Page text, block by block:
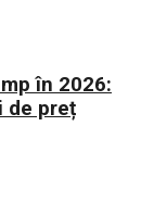
în 2026:
de preț